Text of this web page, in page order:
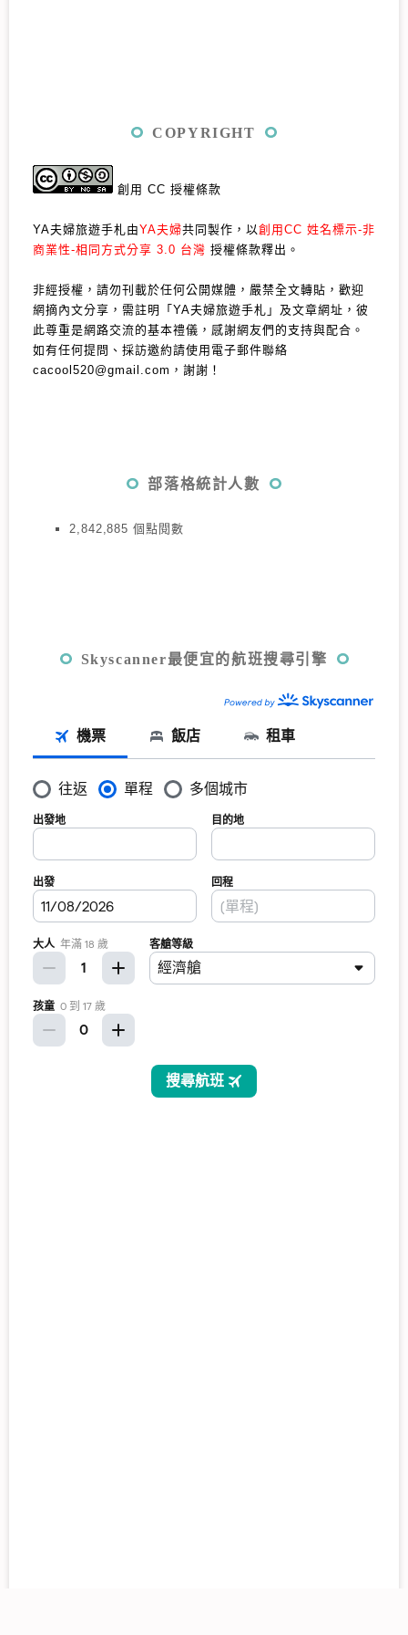
COPYRIGHT
創用 CC 授權條款
YA夫婦旅遊手札由YA夫婦共同製作，以 創用CC 姓名標示-非
商業性-相同方式分享 3.0 台灣 授權條款釋出。
非經授權，請勿刊載於任何公開媒體，嚴禁全文轉貼，歡迎
網摘內文分享，需註明「YA夫婦旅遊手札」及文章網址，彼
此尊重是網路交流的基本禮儀，感謝網友們的支持與配合。
如有任何提問、採訪邀約請使用電子郵件聯絡
cacool520@gmail.com，謝謝！
部落格統計人數
2,842,885 個點閱數
Skyscanner最便宜的航班搜尋引擎